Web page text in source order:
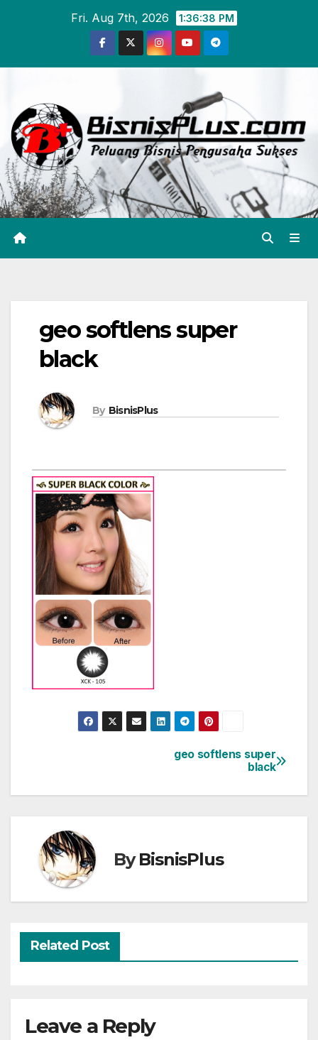
Fri. Aug 7th, 2026 1:36:39 PM
geo softlens super
black
By BisnisPlus
navigation
geo softlens super
black
ByBisnisPlus
Related Post
Leave a Reply